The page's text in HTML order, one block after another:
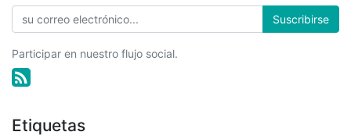
Suscribirse
Participar en nuestro flujo social.
Etiquetas